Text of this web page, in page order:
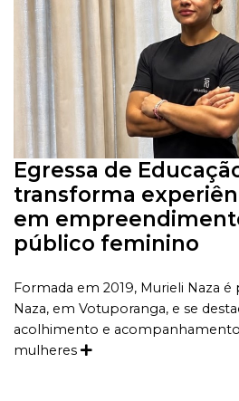
Egressa de
transforma
em
público feminino
Formada em 2019, Murieli Naza
Naza, em Votuporanga, e se
acolhimento e acompanhamento
mulheres